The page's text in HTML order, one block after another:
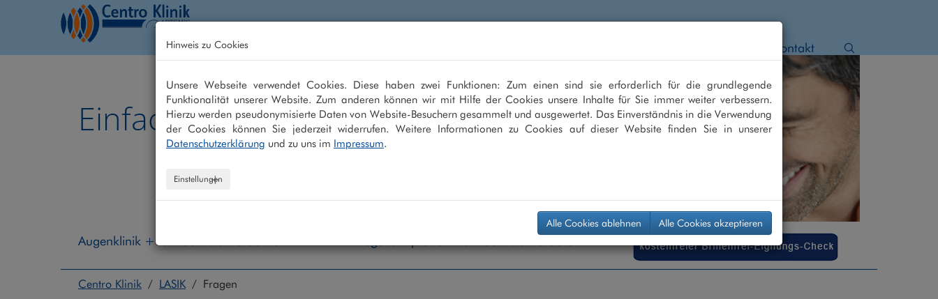
Home Behandlungen Kontakt
Einfach besser sehen
Augenklinik +49 208 - 30 40 30 40
Centro Klinik / LASIK/ Fragen
Hinweis zu Cookies
Unsere Webseite verwendet Cookies. Diese haben zwei Funktionen: Zum einen sind sie erforderlich für die grundlegende
Funktionalität unserer Website. Zum anderen können wir mit Hilfe der Cookies unsere Inhalte für Sie immer weiter verbessern.
Hierzu werden pseudonymisierte Daten von Website-Besuchern gesammelt und ausgewertet. Das Einverständnis in die Verwendung
der Cookies können Sie jederzeit widerrufen. Weitere Informationen zu Cookies auf dieser Website finden Sie in unserer
Datenschutzerklärung und zu uns im Impressum.
Einstellungen
Alle Cookies ablehnen Alle Cookies akzeptieren